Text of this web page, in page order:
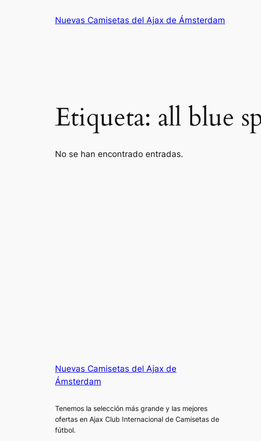
Nuevas Camisetas del Ajax de Ámsterdam
Etiqueta: all blue
No se han encontrado entradas.
Nuevas Camisetas del Ajax de
Ámsterdam
Tenemos la selección más grande y las mejores
ofertas en Ajax Club Internacional de Camisetas de
fútbol.